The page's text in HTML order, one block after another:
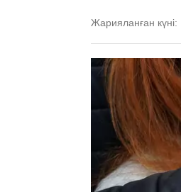
Жарияланған күні: